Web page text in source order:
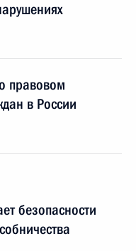
правовом
в России
безопасности